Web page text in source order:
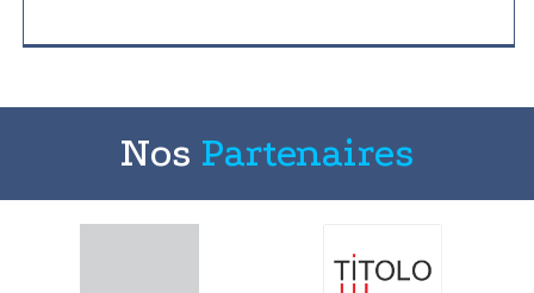
Nos Partenaires